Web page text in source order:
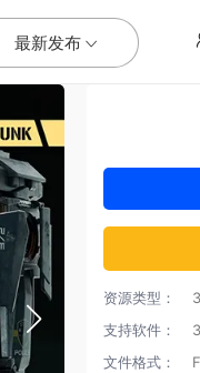
最新发布
资源类型：
支持软件：
文件格式：